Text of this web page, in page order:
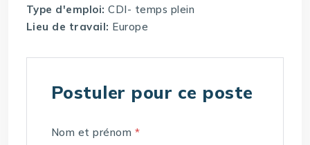
Type d'emploi:CDI- temps plein
Lieu de travail: Europe
Postuler pour ce poste
Nom et prénom *